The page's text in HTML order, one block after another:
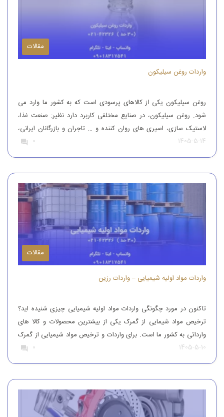
مقالات
واردات روغن سیلیکون
روغن سیلیکون یکی از کالاهای پرسودی است که به کشور ما وارد می
شود. روغن سیلیکون، در صنایع مختلفی کاربرد دارد نظیر: صنعت غذا،
لاستیک سازی، اسپری های روان کننده و … تاجران و بازرگانان ایرانی،
این محصول را از کشورهای همچون آلمان، ایتالیا، ترکیه و چین وارد
کشور می کنند تا بدین طریق نیاز […]
1405-5-14
0
مقالات
واردات مواد اولیه شیمیایی – واردات رزین
تاکنون در مورد چگونگی واردات مواد اولیه شیمیایی چیزی شنیده اید؟
ترخیص مواد شیمایی از گمرک یکی از بیشترین محصولات و کالا های
وارداتی به کشور ما است. برای واردات و ترخیص مواد شیمیایی از گمرک
باید به افراد با تجربه رجوع کرد. افرادی که بتوانند مواد شیمیایی درجه
یک را وارد کنند. واردات و […]
1405-5-10
0